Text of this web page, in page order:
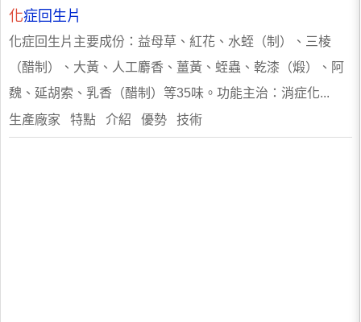
化症回生片
化症回生片主要成份：益母草、紅花、水蛭（制）、三棱
（醋制）、大黃、人工麝香、薑黃、蛭蟲、乾漆（煅）、阿
魏、延胡索、乳香（醋制）等35味。功能主治：消症化...
生產廠家 特點 介紹 優勢 技術